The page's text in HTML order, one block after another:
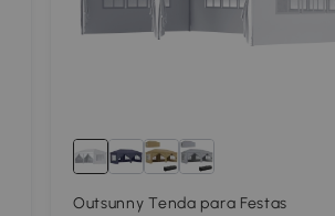
Outsunny Tenda para Festas